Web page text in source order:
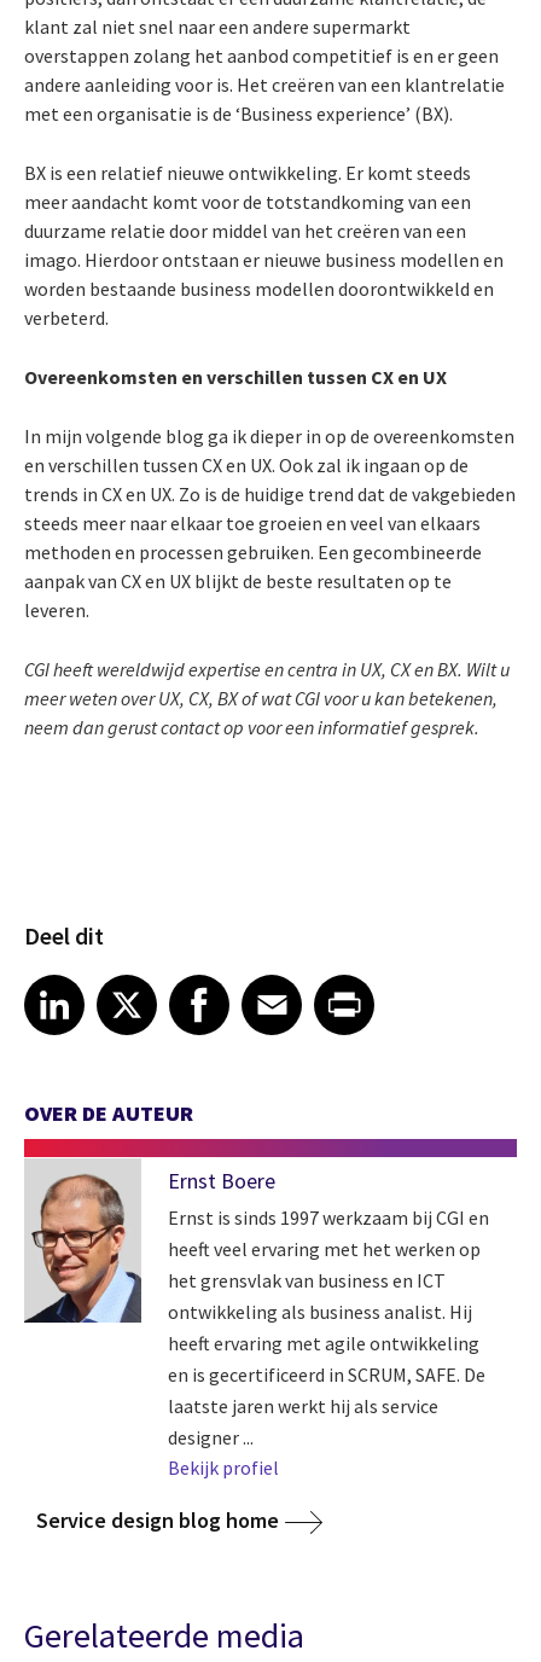
klant zal niet snel naar een andere supermarkt
overstappen zolang het aanbod competitief is en er geen
andere aanleiding voor is. Het creëren van een klantrelatie
met een organisatie is de ‘Business experience’ (BX).
BX is een relatief nieuwe ontwikkeling. Er komt steeds
meer aandacht komt voor de totstandkoming van een
duurzame relatie door middel van het creëren van een
imago. Hierdoor ontstaan er nieuwe business modellen en
worden bestaande business modellen doorontwikkeld en
verbeterd.
Overeenkomsten en verschillen tussen CX en UX
In mijn volgende blog ga ik dieper in op de overeenkomsten
en verschillen tussen CX en UX. Ook zal ik ingaan op de
trends in CX en UX. Zo is de huidige trend dat de vakgebieden
steeds meer naar elkaar toe groeien en veel van elkaars
methoden en processen gebruiken. Een gecombineerde
aanpak van CX en UX blijkt de beste resultaten op te
leveren.
CGI heeft wereldwijd expertise en centra in UX, CX en BX. Wilt u
meer weten over UX, CX, BX of wat CGI voor u kan betekenen,
neem dan gerust contact op voor een informatief gesprek.
Deel dit
Share article on LinkedIn
LinkedIn
Share article on XShare article on Facebook
Facebook
Share article on Email
EmailShare article on Print
OVER DE AUTEUR
Ernst Boere
Ernst is sinds 1997 werkzaam bij CGI en
heeft veel ervaring met het werken op
het grensvlak van business en ICT
ontwikkeling als business analist. Hij
heeft ervaring met agile ontwikkeling
en is gecertificeerd in SCRUM, SAFE. De
laatste jaren werkt hij als service
designer ...
Bekijk profiel
Service design blog home
Gerelateerde media